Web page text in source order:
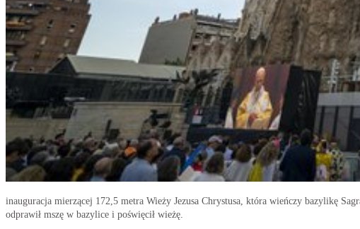
inauguracja mierzącej 172,5 metra Wieży Jezusa Chrystusa, która wieńczy bazylikę
odprawił mszę w bazylice i poświęcił wieżę.